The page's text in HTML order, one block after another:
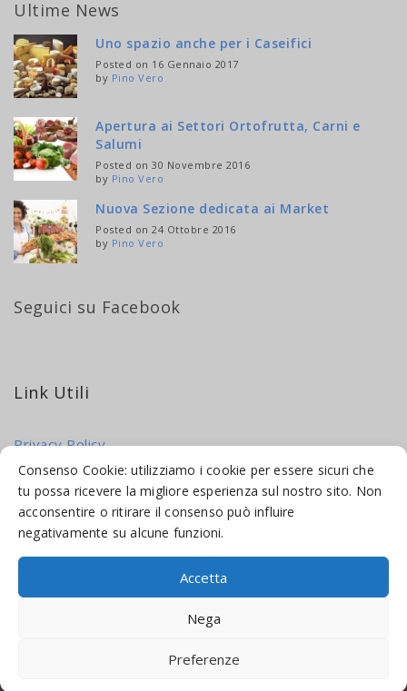
Consenso Cookie: utilizziamo i cookie per essere sicuri che
tu possa ricevere la migliore esperienza sul nostro sito. Non
acconsentire o ritirare il consenso può influire
negativamente su alcune funzioni.
Accetta
Nega
Preferenze
Ultime News
Uno spazio anche per i Caseifici
Posted on 16 Gennaio 2017
by Pino Vero
Apertura ai Settori Ortofrutta, Carni e
Salumi
Posted on 30 Novembre 2016
by Pino Vero
Nuova Sezione dedicata ai Market
Posted on 24 Ottobre 2016
by Pino Vero
Seguici su Facebook
Link Utili
Privacy Policy
Cookie Policy
MADE WEB SOLUTIONS